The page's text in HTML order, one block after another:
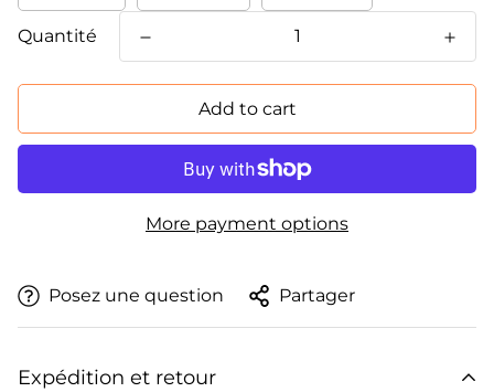
Quantité
Add to cart
More payment options
Posez une question Partager
Expédition et retour